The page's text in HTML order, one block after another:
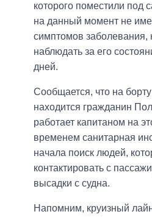
которого поместили под
на данный момент не
симптомов заболевания,
наблюдать за его
дней.
Сообщается, что на
находится гражданин
работает капитаном на
временем санитарная
начала поиск людей,
контактировать с
высадки с судна.
Напомним, круизный